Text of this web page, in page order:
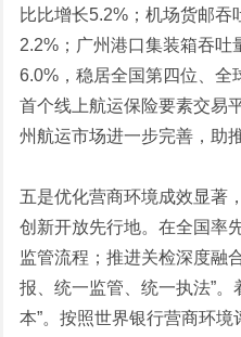
比比增长5.2%；机场货邮吞
2.2%；广州港口集装箱吞吐
6.0%，稳居全国第四位、全
首个线上航运保险要素交易
州航运市场进一步完善，助
五是优化营商环境成效显著
创新开放先行地。在全国率
监管流程；推进关检深度融
报、统一监管、统一执法”
本”。按照世界银行营商环